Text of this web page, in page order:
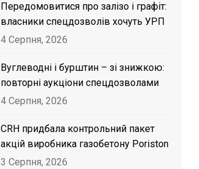
Передомовитися про залізо і графіт:
власники спецдозволів хочуть УРП
4 Серпня, 2026
Вуглеводні і бурштин – зі знижкою:
повторні аукціони спецдозволами
4 Серпня, 2026
CRH придбала контрольний пакет
акцій виробника газобетону Poriston
3 Серпня, 2026